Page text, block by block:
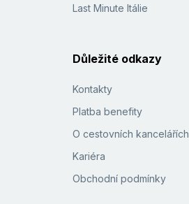
Last Minute Itálie
Důležité odkazy
Kontakty
Platba benefity
O cestovních kancelářích
Kariéra
Obchodní podmínky